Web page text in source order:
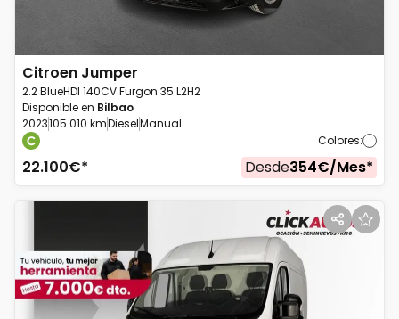
Citroen Jumper
2.2 BlueHDI 140CV Furgon 35 L2H2
Disponible en Bilbao
2023105.010 kmDieselManual
Colores:
22.100€* Desde354€/Mes*